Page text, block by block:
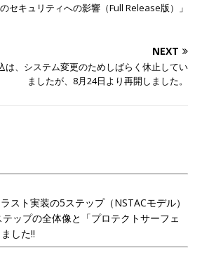
セキュリティへの影響（Full Release版）」
NEXT
は、システム変更のためしばらく休止してい
ましたが、8月24日より再開しました。
スト実装の5ステップ（NSTACモデル）
プの全体像と「プロテクトサーフェ
した!!